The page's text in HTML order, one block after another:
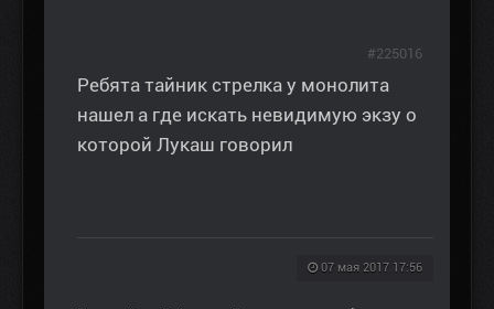
Ребята тайник стрелка у монолита
нашел а где искать невидимую экзу о
которой Лукаш говорил
07 мая 2017 17:56
#225016